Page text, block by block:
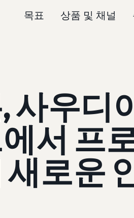
목표 상품 및 채널
사우디
서 프
새로운